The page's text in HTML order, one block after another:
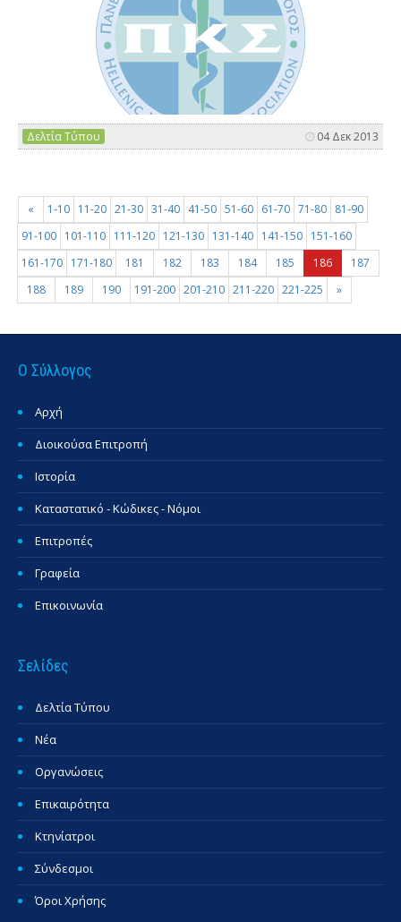
Δελτία Τύπου 04 Δεκ 2013
« 1-10 11-20 21-30 31-40 41-50 51-60 61-70 71-80 81-90
91-100 101-110 111-120 121-130 131-140 141-150 151-160
161-170 171-180 181 182 183 184 185 186
187
188
189 190 191-200 201-210 211-220 221-225 »
Ο Σύλλογος
Αρχή
Διοικούσα Επιτροπή
Ιστορία
Καταστατικό - Κώδικες - Νόμοι
Επιτροπές
Γραφεία
Επικοινωνία
Σελίδες
Δελτία Τύπου
Νέα
Οργανώσεις
Επικαιρότητα
Κτηνίατροι
Σύνδεσμοι
Όροι Χρήσης